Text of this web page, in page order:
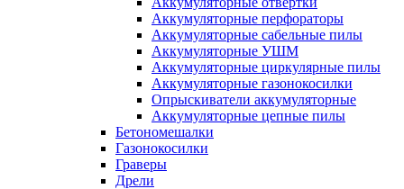
Аккумуляторные перфораторы
Аккумуляторные сабельные пилы
Аккумуляторные УШМ
Аккумуляторные циркулярные пилы
Аккумуляторные газонокосилки
Опрыскиватели аккумуляторные
Аккумуляторные цепные пилы
Бетономешалки
Газонокосилки
Граверы
Дрели